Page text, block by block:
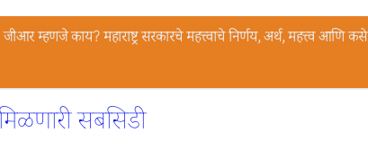
म्हणजे काय? महाराष्ट्र सरकारचे महत्त्वाचे निर्णय, अर्थ, महत्त्व आणि कसे
सबसिडी